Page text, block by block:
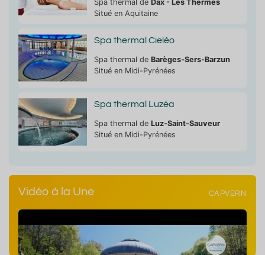
Spa thermal de Dax - Les Thermes
Situé en Aquitaine
Spa thermal Cieléo
Spa thermal de Barèges-Sers-Barzun
Situé en Midi-Pyrénées
Spa thermal Luzéa
Spa thermal de Luz-Saint-Sauveur
Situé en Midi-Pyrénées
Vidéo à la Une CAPVERN